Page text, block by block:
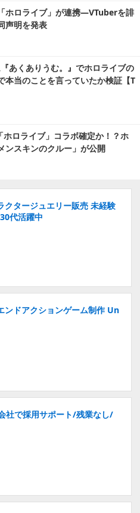
ホロライブ」が連携―VTuberを誹
声明を発表
あくありうむ。』でホロライブの
本当のことを言っていたか検証【T
ホロライブ」コラボ確定か！？ホ
ンスキンのクルー」が公開
タージュエリー販売 未経験
代活躍中
ンドアクションゲーム制作 Un
社で採用サポート/残業なし/